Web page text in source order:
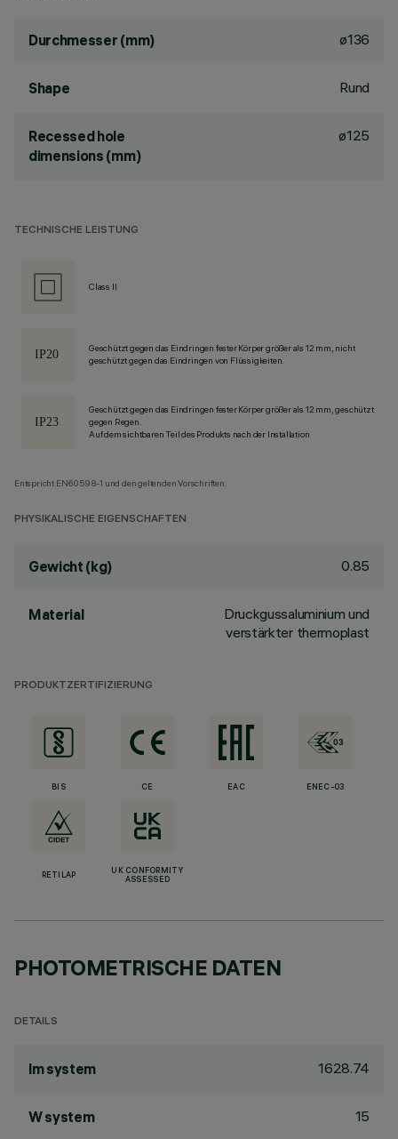
Durchmesser (mm) ø136
Shape Rund
Recessed hole
dimensions (mm)
ø125
TECHNISCHE LEISTUNG
Class II
Geschützt gegen das Eindringen fester Körper größer als 12 mm, nicht
geschützt gegen das Eindringen von Flüssigkeiten.
Geschützt gegen das Eindringen fester Körper größer als 12 mm, geschützt
gegen Regen.
Auf dem sichtbaren Teil des Produkts nach der Installation
Entspricht EN60598-1 und den geltenden Vorschriften.
PHYSIKALISCHE EIGENSCHAFTEN
Gewicht (kg) 0.85
Material
Druckgussaluminium und
verstärkter thermoplast
PRODUKTZERTIFIZIERUNG
BIS CE EAC ENEC-03
RETILAP
UK CONFORMITY
ASSESSED
PHOTOMETRISCHE DATEN
DETAILS
lm system 1628.74
W system 15